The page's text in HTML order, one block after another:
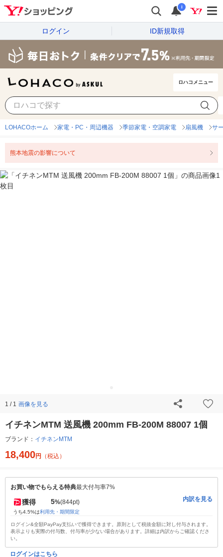
i
ログイン ID新規取得
ロハコメニュー
LOHACOホーム 家電・PC・周辺機器 季節家電・空調家電 扇風機 サ
熊本地震の影響について
1 / 1 画像を見る
イチネンMTM 送風機 200mm FB-200M 88007 1個
ブランド： イチネンMTM
18,400円 （税込）
お買い物でもらえる特典最大付与率7%
獲得 5%(844pt)
うち4.5%は利用先・期間限定
内訳を見る
ログイン&全額PayPay支払いで獲得できます。原則として税抜金額に対し付与されます。
表示よりも実際の付与数、付与率が少ない場合があります。詳細は内訳からご確認くださ
い。
ログインはこちら